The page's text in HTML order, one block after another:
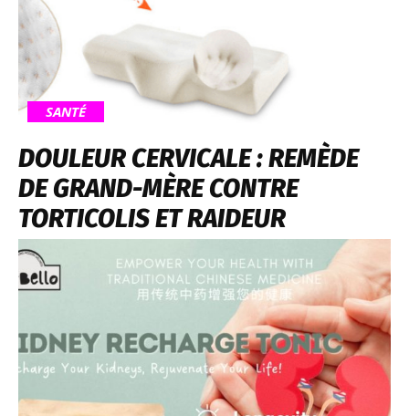
SANTÉ
DOULEUR CERVICALE : REMÈDE
DE GRAND-MÈRE CONTRE
TORTICOLIS ET RAIDEUR